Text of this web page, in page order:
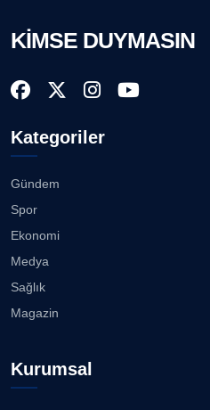
KİMSE DUYMASIN
Kategoriler
Gündem
Spor
Ekonomi
Medya
Sağlık
Magazin
Kurumsal